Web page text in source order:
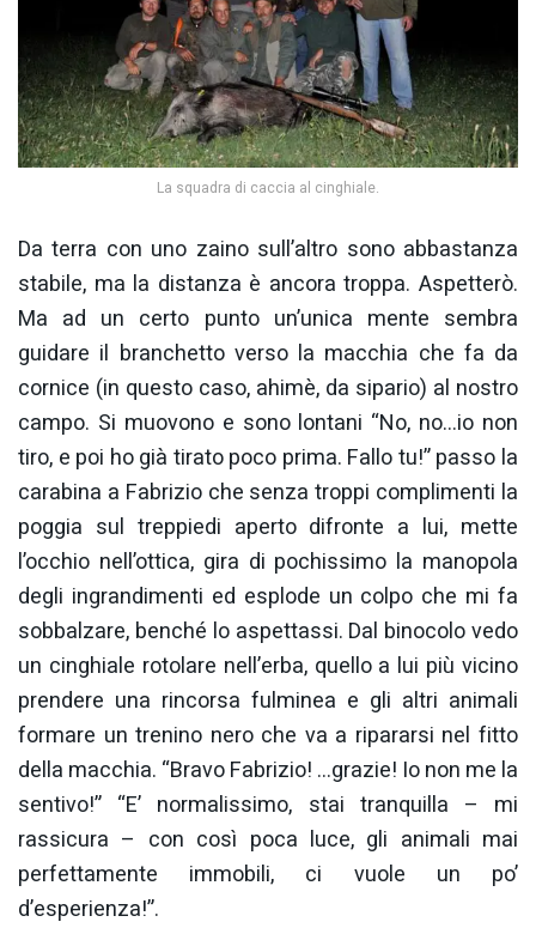
La squadra di caccia al cinghiale.
Da terra con uno zaino sull’altro sono abbastanza
stabile, ma la distanza è ancora troppa. Aspetterò.
Ma ad un certo punto un’unica mente sembra
guidare il branchetto verso la macchia che fa da
cornice (in questo caso, ahimè, da sipario) al nostro
campo. Si muovono e sono lontani “No, no…io non
tiro, e poi ho già tirato poco prima. Fallo tu!” passo la
carabina a Fabrizio che senza troppi complimenti la
poggia sul treppiedi aperto difronte a lui, mette
l’occhio nell’ottica, gira di pochissimo la manopola
degli ingrandimenti ed esplode un colpo che mi fa
sobbalzare, benché lo aspettassi. Dal binocolo vedo
un cinghiale rotolare nell’erba, quello a lui più vicino
prendere una rincorsa fulminea e gli altri animali
formare un trenino nero che va a ripararsi nel fitto
della macchia. “Bravo Fabrizio! …grazie! Io non me la
sentivo!” “E’ normalissimo, stai tranquilla – mi
rassicura – con così poca luce, gli animali mai
perfettamente immobili, ci vuole un po’
d’esperienza!”.